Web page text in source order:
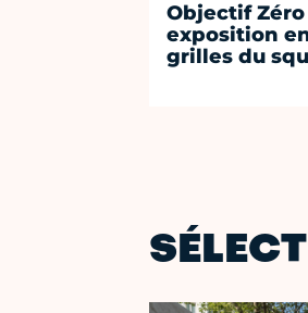
Objectif Zéro
exposition
grilles du